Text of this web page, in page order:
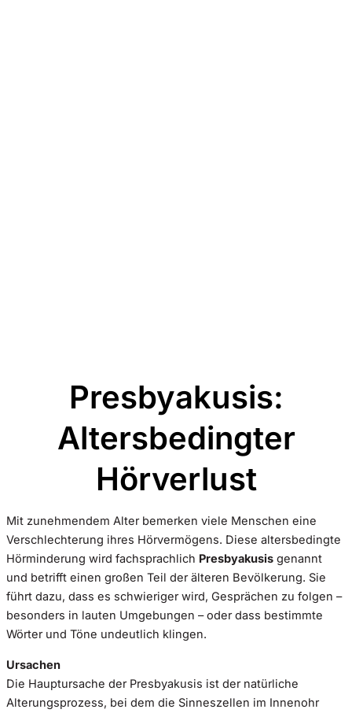
Presbyakusis:
Altersbedingter
Hörverlust
Mit zunehmendem Alter bemerken viele Menschen eine
Verschlechterung ihres Hörvermögens. Diese altersbedingte
Hörminderung wird fachsprachlich Presbyakusis genannt
und betrifft einen großen Teil der älteren Bevölkerung. Sie
führt dazu, dass es schwieriger wird, Gesprächen zu folgen –
besonders in lauten Umgebungen – oder dass bestimmte
Wörter und Töne undeutlich klingen.
Ursachen
Die Hauptursache der Presbyakusis ist der natürliche
Alterungsprozess, bei dem die Sinneszellen im Innenohr